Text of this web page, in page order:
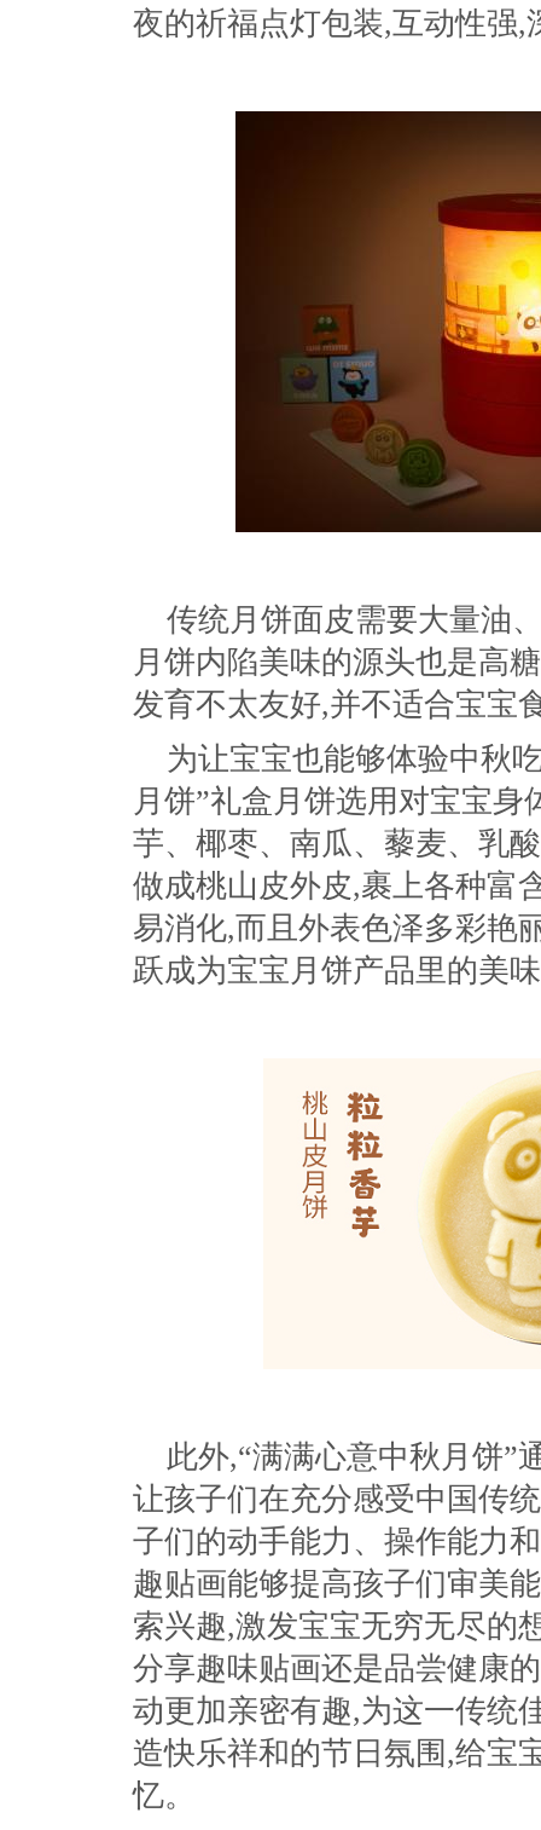
夜的祈福点灯包装,互动性强,
传统月饼面皮需要大量油
月饼内陷美味的源头也是高
发育不太友好,并不适合宝宝
为让宝宝也能够体验中秋
月饼”礼盒月饼选用对宝宝
芋、椰枣、南瓜、藜麦、乳
做成桃山皮外皮,裹上各种富
易消化,而且外表色泽多彩艳
跃成为宝宝月饼产品里的美
此外,“满满心意中秋月饼”
让孩子们在充分感受中国传
子们的动手能力、操作能力
趣贴画能够提高孩子们审美
索兴趣,激发宝宝无穷无尽的
分享趣味贴画还是品尝健康
动更加亲密有趣,为这一传统
造快乐祥和的节日氛围,给宝
忆。